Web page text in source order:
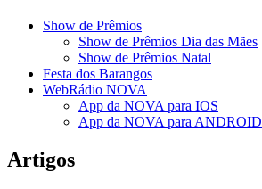
Show de Prêmios
Show de Prêmios Dia das Mães
Show de Prêmios Natal
Festa dos Barangos
WebRádio NOVA
App da NOVA para IOS
App da NOVA para ANDROID
Artigos